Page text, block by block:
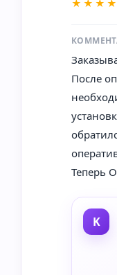
После
Теперь